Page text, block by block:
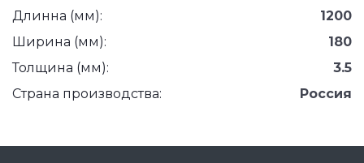
Длинна (мм):
1200
Ширина (мм):
180
Толщина (мм):
3.5
Страна производства:
Россия